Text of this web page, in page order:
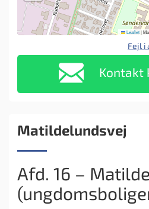
Leaflet|
Fejl i
Kontakt
Matildelundsvej
Afd. 16 –